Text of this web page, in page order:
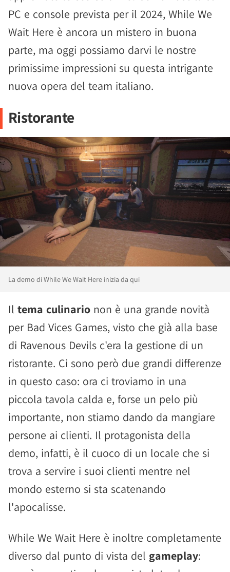
PC e console prevista per il 2024, While We
Wait Here è ancora un mistero in buona
parte, ma oggi possiamo darvi le nostre
primissime impressioni su questa intrigante
nuova opera del team italiano.
Ristorante
La demo di While We Wait Here inizia da qui
Il tema culinario non è una grande novità
per Bad Vices Games, visto che già alla base
di Ravenous Devils c'era la gestione di un
ristorante. Ci sono però due grandi differenze
in questo caso: ora ci troviamo in una
piccola tavola calda e, forse un pelo più
importante, non stiamo dando da mangiare
persone ai clienti. Il protagonista della
demo, infatti, è il cuoco di un locale che si
trova a servire i suoi clienti mentre nel
mondo esterno si sta scatenando
l'apocalisse.
While We Wait Here è inoltre completamente
diverso dal punto di vista del gameplay: